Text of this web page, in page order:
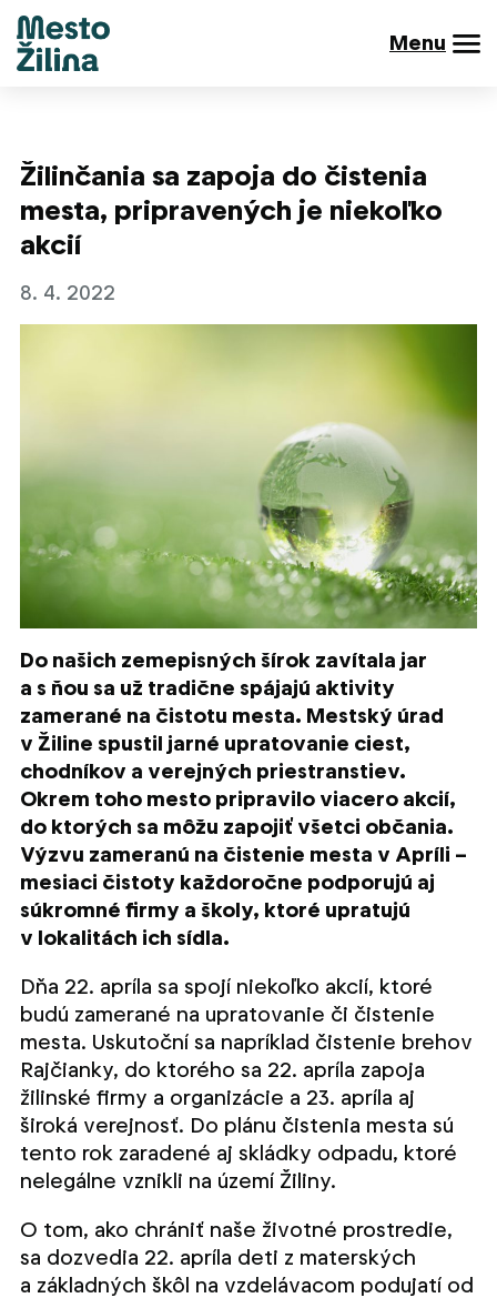
Menu
Žilinčania sa zapoja do čistenia
mesta, pripravených je niekoľko
akcií
8. 4. 2022
Do našich zemepisných šírok zavítala jar
a s ňou sa už tradične spájajú aktivity
zamerané na čistotu mesta. Mestský úrad
v Žiline spustil jarné upratovanie ciest,
chodníkov a verejných priestranstiev.
Okrem toho mesto pripravilo viacero akcií,
do ktorých sa môžu zapojiť všetci občania.
Výzvu zameranú na čistenie mesta v Apríli –
mesiaci čistoty každoročne podporujú aj
súkromné firmy a školy, ktoré upratujú
v lokalitách ich sídla.
Dňa 22. apríla sa spojí niekoľko akcií, ktoré
budú zamerané na upratovanie či čistenie
mesta. Uskutoční sa napríklad čistenie brehov
Rajčianky, do ktorého sa 22. apríla zapoja
žilinské firmy a organizácie a 23. apríla aj
široká verejnosť. Do plánu čistenia mesta sú
tento rok zaradené aj skládky odpadu, ktoré
nelegálne vznikli na území Žiliny.
O tom, ako chrániť naše životné prostredie,
sa dozvedia 22. apríla deti z materských
a základných škôl na vzdelávacom podujatí od